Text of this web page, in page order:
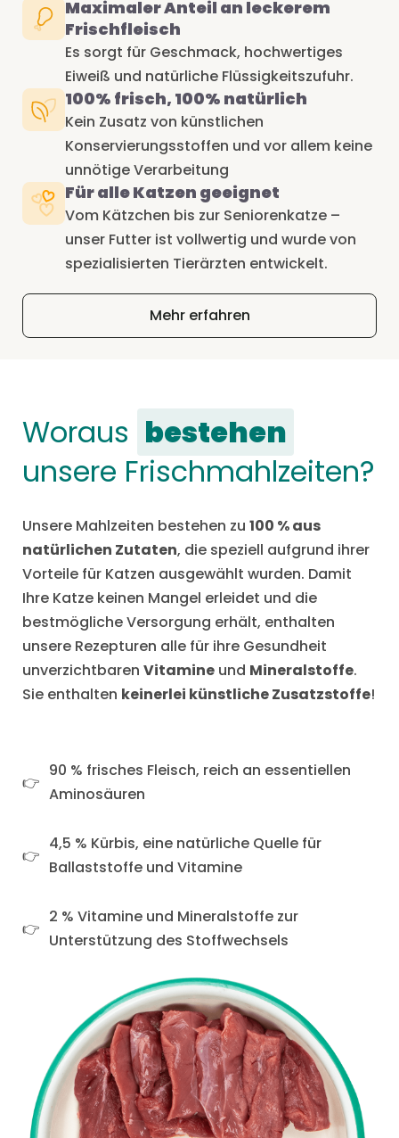
Maximaler Anteil an leckerem
Frischfleisch
Es sorgt für Geschmack, hochwertiges
Eiweiß und natürliche Flüssigkeitszufuhr.
100% frisch, 100% natürlich
Kein Zusatz von künstlichen
Konservierungsstoffen und vor allem keine
unnötige Verarbeitung
Für alle Katzen geeignet
Vom Kätzchen bis zur Seniorenkatze –
unser Futter ist vollwertig und wurde von
spezialisierten Tierärzten entwickelt.
Mehr erfahren
Woraus bestehen
unsere Frischmahlzeiten?
Unsere Mahlzeiten bestehen zu 100 % aus
natürlichen Zutaten, die speziell aufgrund ihrer
Vorteile für Katzen ausgewählt wurden. Damit
Ihre Katze keinen Mangel erleidet und die
bestmögliche Versorgung erhält, enthalten
unsere Rezepturen alle für ihre Gesundheit
unverzichtbaren Vitamine und Mineralstoffe.
Sie enthalten keinerlei künstliche Zusatzstoffe!
90 % frisches Fleisch, reich an essentiellen
Aminosäuren
4,5 % Kürbis, eine natürliche Quelle für
Ballaststoffe und Vitamine
2 % Vitamine und Mineralstoffe zur
Unterstützung des Stoffwechsels